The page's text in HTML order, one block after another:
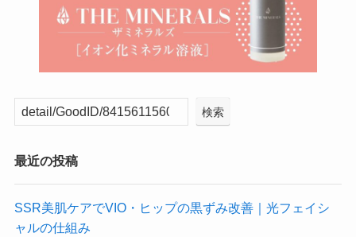
検索
最近の投稿
SSR美肌ケアでVIO・ヒップの黒ずみ改善｜光フェイシ
ャルの仕組み